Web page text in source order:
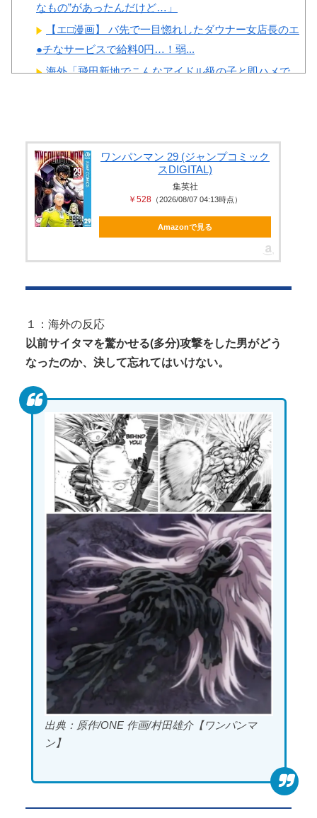
韓国人「日本が韓国文学が完
全に定着！ブームを超えて一つ
Powered by livedoor 相互RSS
なもの”があったんだけど…」
【エ□漫画】 バ先で一目惚れしたダウナー女店長のエ
●チなサービスで給料0円…！弱...
海外「飛田新地でこんなアイドル級の子と即ハメで
混浴露天風呂の女性客見て甥っ子がフル○起してしま
う事案が発生 part4
【閲覧注意】 お願いだからフェイクであってほしい
この女児の動画、本物だった…
ワンパンマン 29 (ジャンプコミック
スDIGITAL)
集英社
￥528 （2026/08/07 04:13時点）
Amazonで見る
１：海外の反応
以前サイタマを驚かせる(多分)攻撃をした男がどう
なったのか、決して忘れてはいけない。
出典：原作/ONE 作画/村田雄介【ワンパンマ
ン】